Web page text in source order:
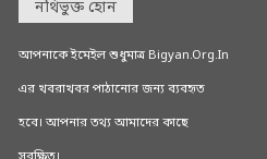
নথিভুক্ত হোন
আপনাকে ইমেইল শুধুমাত্র Bigyan.Org.In
এর খবরাখবর পাঠানোর জন্য ব্যবহৃত
হবে। আপনার তথ্য আমাদের কাছে